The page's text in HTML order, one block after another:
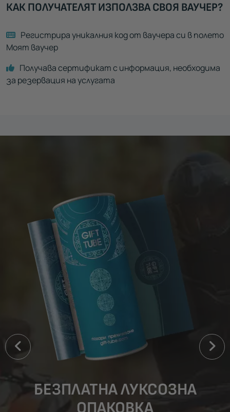
КАК ПОЛУЧАТЕЛЯТ ИЗПОЛЗВА СВОЯ ВАУЧЕР?
Регистрира уникалния код от ваучера си в полето
Моят ваучер
Получава сертификат с информация, необходима
за резервация на услугата
БЕЗПЛАТНА ЛУКСОЗНА